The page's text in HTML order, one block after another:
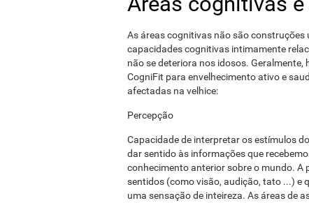
As áreas cognitivas não são
capacidades cognitivas intimamente
não se deteriora nos idosos.
CogniFit para envelhecimento ativo e
afectadas na velhice:
Percepção
Capacidade de interpretar os estímulos
dar sentido às informações que
conhecimento anterior sobre o mundo. A
sentidos (como visão, audição, tato ...) e
uma sensação de inteireza. As áreas de